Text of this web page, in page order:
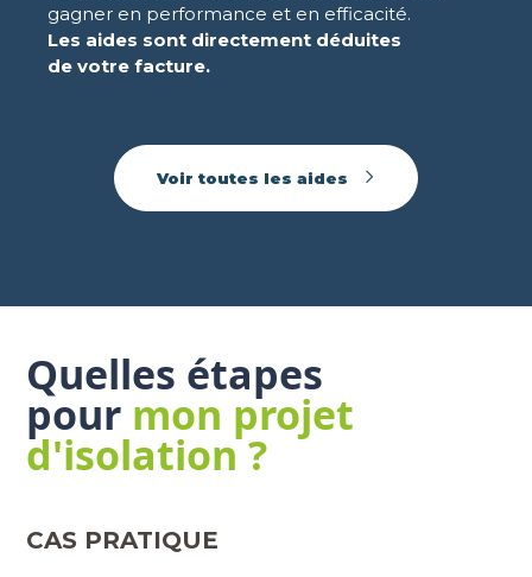
gagner en performance et en efficacité.
Les aides sont directement déduites
de votre facture.
Voir toutes les aides
Quelles étapes
pour mon projet
d'isolation ?
CAS PRATIQUE